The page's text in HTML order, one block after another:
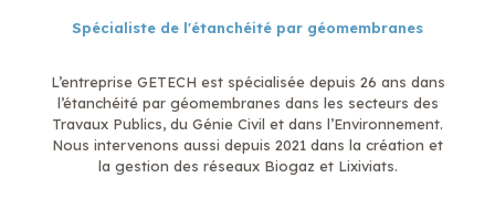
Spécialiste de l'étanchéité par géomembranes
L’entreprise GETECH est spécialisée depuis 26 ans dans
l’étanchéité par géomembranes dans les secteurs des
Travaux Publics, du Génie Civil et dans l’Environnement.
Nous intervenons aussi depuis 2021 dans la création et
la gestion des réseaux Biogaz et Lixiviats.